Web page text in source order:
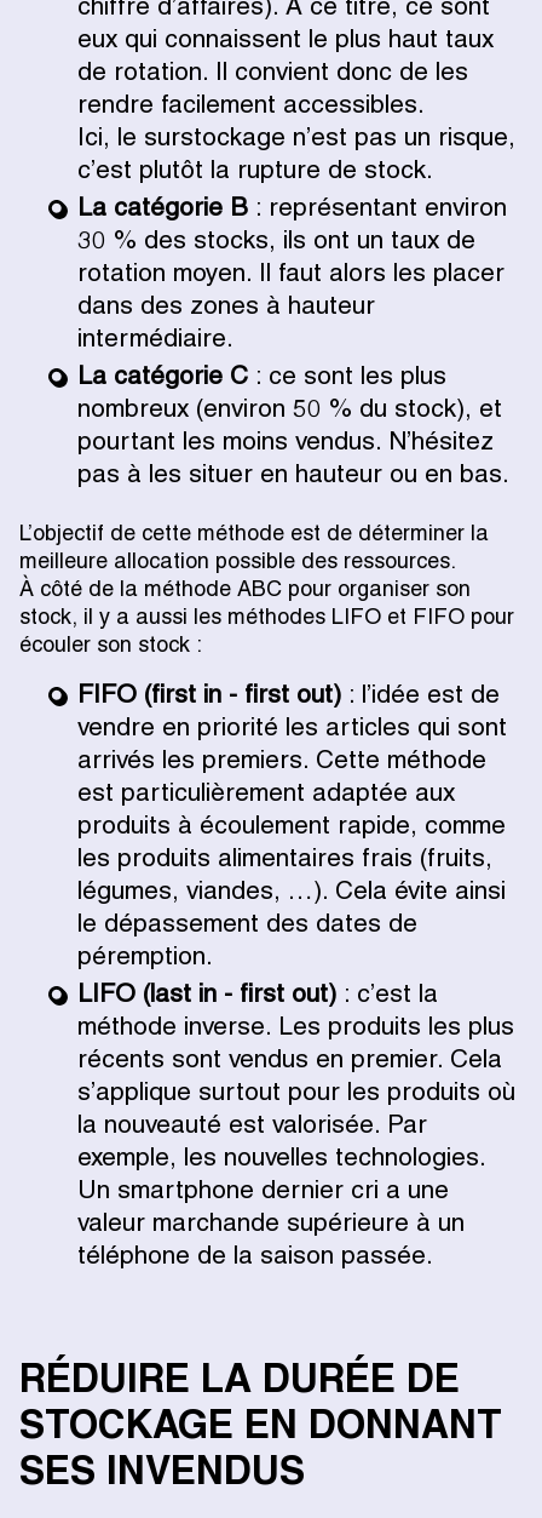
chiffre d’affaires). À ce titre, ce sont
eux qui connaissent le plus haut taux
de rotation. Il convient donc de les
rendre facilement accessibles.
Ici, le surstockage n’est pas un risque,
c’est plutôt la rupture de stock.
La catégorie B : représentant environ
30 % des stocks, ils ont un taux de
rotation moyen. Il faut alors les placer
dans des zones à hauteur
intermédiaire.
La catégorie C : ce sont les plus
nombreux (environ 50 % du stock), et
pourtant les moins vendus. N’hésitez
pas à les situer en hauteur ou en bas.
L’objectif de cette méthode est de déterminer la
meilleure allocation possible des ressources.
À côté de la méthode ABC pour organiser son
stock, il y a aussi les méthodes LIFO et FIFO pour
écouler son stock :
FIFO (first in - first out) : l’idée est de
vendre en priorité les articles qui sont
arrivés les premiers. Cette méthode
est particulièrement adaptée aux
produits à écoulement rapide, comme
les produits alimentaires frais (fruits,
légumes, viandes, …). Cela évite ainsi
le dépassement des dates de
péremption.
LIFO (last in - first out) : c’est la
méthode inverse. Les produits les plus
récents sont vendus en premier. Cela
s’applique surtout pour les produits où
la nouveauté est valorisée. Par
exemple, les nouvelles technologies.
Un smartphone dernier cri a une
valeur marchande supérieure à un
téléphone de la saison passée.
RÉDUIRE LA DURÉE DE
STOCKAGE EN DONNANT
SES INVENDUS